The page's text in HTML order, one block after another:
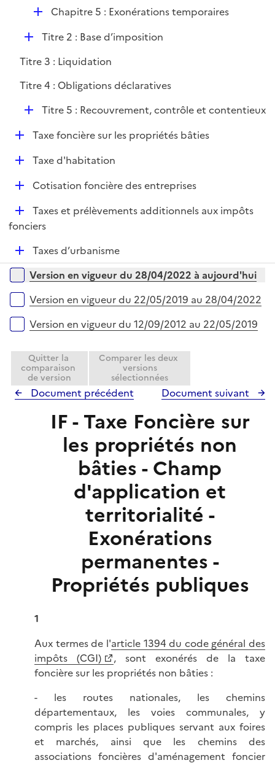
D
p
l
i
e
Chapitre 5 : Exonérations temporaires
D
p
l
Titre 2 : Base d’imposition
Titre 3 : Liquidation
Titre 4 : Obligations déclaratives
D
p
l
i
e
Titre 5 : Recouvrement, contrôle et contentieux
D
r
Taxe foncière sur les propriétés bâties
D
e
Taxe d'habitation
D
l
r
Cotisation foncière des entreprises
D
é
e
r
Taxes et prélèvements additionnels aux impôts
fonciers
D
é
p
e
Taxes d’urbanisme
Versions sur la période
Version en vigueur du 28/04/2022 à aujourd'hui
Version en vigueur du 22/05/2019 au 28/04/2022
Version en vigueur du 12/09/2012 au 22/05/2019
Quitter la
comparaison
de version
Comparer les deux
versions
sélectionnées
Document précédent Document suivant
IF - Taxe Foncière sur
les propriétés non
bâties - Champ
d'application et
territorialité -
Exonérations
permanentes -
Propriétés publiques
1
Aux termes de l'article 1394 du code général des
impôts (CGI)
, sont exonérés de la taxe
foncière sur les propriétés non bâties :
- les routes nationales, les chemins
départementaux, les voies communales, y
compris les places publiques servant aux foires
et marchés, ainsi que les chemins des
associations foncières d'aménagement foncier